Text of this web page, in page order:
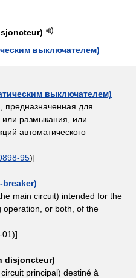
выключателем)
выключателем)
предназначенная для
размыкания, или
автоматического
95)]
main circuit) intended for the
operation, or both, of the
01)]
disjoncteur)
principal) destiné à